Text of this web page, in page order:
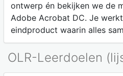
ontwerp én bekijken we de
Adobe Acrobat DC. Je
eindproduct waarin alles
OLR-Leerdoelen